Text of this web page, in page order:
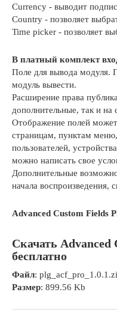
Currency - выводит
Country - позволяет
Time picker - позволяет
В платный комплект
Поле для вывода модуля.
модуль вывести.
Расширение права
дополнительные, так и на
Отображение полей
страницам, пунктам
пользователей,
можно написать свое
Дополнительные
начала воспроизведения,
Advanced Custom Fields
Скачать Advanced
бесплатно
Файл:
Размер: 899.56 Kb